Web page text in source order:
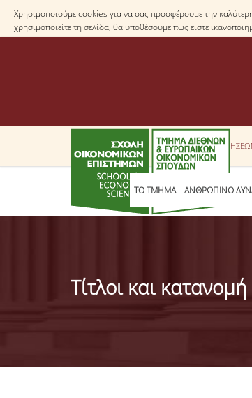
Χρησιμοποιούμε cookies για να σας προσφέρουμε την
χρησιμοποιείτε τη σελίδα, θα υποθέσουμε πως είστε
ΕΝΤΥΠΑ
ΤΟ ΤΜΗΜΑ ΑΝΘΡΩΠΙΝΟ
Τίτλοι και